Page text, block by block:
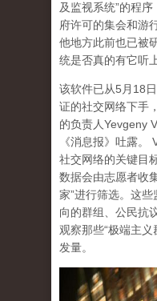
及监视系统”的程
府许可的集会和游
他地方此前也已被
统是否真的有它听
该软件已从5月18
证的社交网络下手
的负责人Yevgeny
《消息报》吐露。
社交网络的关键目
数据会由志愿者收
家”进行筛选。这
向的群组、公民抗
观察那些“极端主
发量。
tu_pian_.jpg